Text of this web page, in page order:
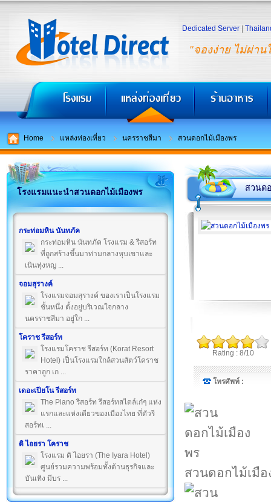
"จองง่าย ไม่ผ่าน
Dedicated Server
Home แหล่งท่องเที่ยว นครราชสีมา สวนดอกไม้เมืองพร
โรงแรมแนะนำสวนดอกไม้เมืองพร
กระท่อมหิน นันทภัค
กระท่อมหิน นันทภัค โรงแรม & รีสอร์ท
ที่ถูกสร้างขึ้นมาท่ามกลางหุบเขาและ
เนินทุ่งหญ ...
จอมสุรางค์
โรงแรมจอมสุรางค์ ของเราเป็นโรงแรม
ชั้นหนึ่ง ตั้งอยู่บริเวณใจกลาง
นครราชสีมา อยู่ใก ...
โคราช รีสอร์ท
โรงแรมโคราช รีสอร์ท (Korat Resort
Hotel) เป็นโรงแรมใกล้สวนสัตว์โคราช
ราคาถูก เก ...
เดอะเปียโน รีสอร์ท
The Piano รีสอร์ท รีสอร์ทสไตล์เก๋ๆ แห่ง
แรกและแห่งเดียวของเมืองไทย ที่ตัวรี
สอร์ทเ ...
ดิ ไอยรา โคราช
โรงแรม ดิ ไอยรา (The Iyara Hotel)
ศูนย์รวมความพร้อมทั้งด้านธุรกิจและ
บันเทิง มีบร ...
สวนด
Rating : 8/10
โทรศัพท์ :
สวนดอกไม้เมือ